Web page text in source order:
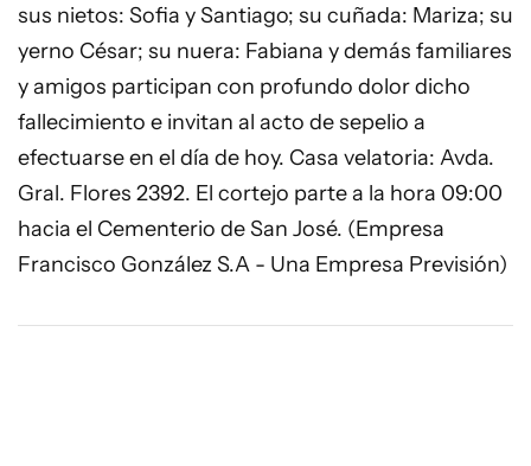
sus nietos: Sofia y Santiago; su cuñada: Mariza; su
yerno César; su nuera: Fabiana y demás familiares
y amigos participan con profundo dolor dicho
fallecimiento e invitan al acto de sepelio a
efectuarse en el día de hoy. Casa velatoria: Avda.
Gral. Flores 2392. El cortejo parte a la hora 09:00
hacia el Cementerio de San José. (Empresa
Francisco González S.A - Una Empresa Previsión)